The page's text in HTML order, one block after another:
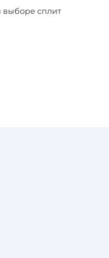
выборе сплит